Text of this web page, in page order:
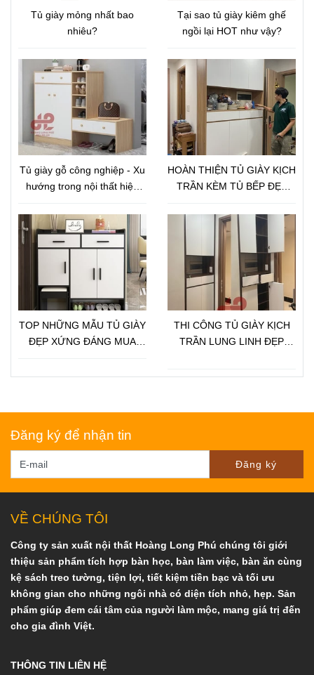
Tủ giày mỏng nhất bao
nhiêu?
Tại sao tủ giày kiêm ghế
ngồi lại HOT như vậy?
Tủ giày gỗ công nghiệp - Xu
hướng trong nội thất hiện
HOÀN THIỆN TỦ GIÀY KỊCH
TRẦN KÈM TỦ BẾP ĐẸP
CHUNG CƯ
SAIGONGATEWAY
TOP NHỮNG MẪU TỦ GIÀY
ĐẸP XỨNG ĐÁNG MUA
THI CÔNG TỦ GIÀY KỊCH
TRẦN LUNG LINH ĐẸP
Đăng ký để nhận tin
Đăng ký
VỀ CHÚNG TÔI
Công ty sản xuất nội thất Hoàng Long Phú chúng tôi giới
thiệu sản phẩm tích hợp bàn học, bàn làm việc, bàn ăn cùng
kệ sách treo tường, tiện lợi, tiết kiệm tiền bạc và tối ưu
không gian cho những ngôi nhà có diện tích nhỏ, hẹp. Sản
phẩm giúp đem cái tâm của người làm mộc, mang giá trị đến
cho gia đình Việt.
THÔNG TIN LIÊN HỆ